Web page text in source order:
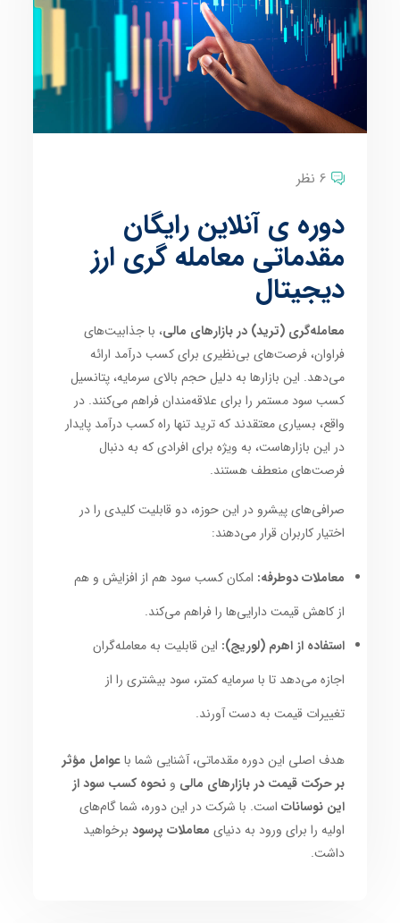
6 نظر
دوره ی آنلاین رایگان
مقدماتی معامله گری ارز
دیجیتال
معامله‌گری (ترید) در بازارهای مالی، با جذابیت‌های
فراوان، فرصت‌های بی‌نظیری برای کسب درآمد ارائه
می‌دهد. این بازارها به دلیل حجم بالای سرمایه، پتانسیل
کسب سود مستمر را برای علاقه‌مندان فراهم می‌کنند. در
واقع، بسیاری معتقدند که ترید تنها راه کسب درآمد پایدار
در این بازارهاست، به ویژه برای افرادی که به دنبال
فرصت‌های منعطف هستند.
صرافی‌های پیشرو در این حوزه، دو قابلیت کلیدی را در
اختیار کاربران قرار می‌دهند:
معاملات دوطرفه: امکان کسب سود هم از افزایش و هم
از کاهش قیمت دارایی‌ها را فراهم می‌کند.
استفاده از اهرم (لوریج): این قابلیت به معامله‌گران
اجازه می‌دهد تا با سرمایه کمتر، سود بیشتری را از
تغییرات قیمت به دست آورند.
هدف اصلی این دوره مقدماتی، آشنایی شما باعوامل مؤثر
بر حرکت قیمت در بازارهای مالی ونحوه کسب سود از
این نوسانات است. با شرکت در این دوره، شما گام‌های
اولیه را برای ورود به دنیای معاملات پرسود برخواهید
داشت.